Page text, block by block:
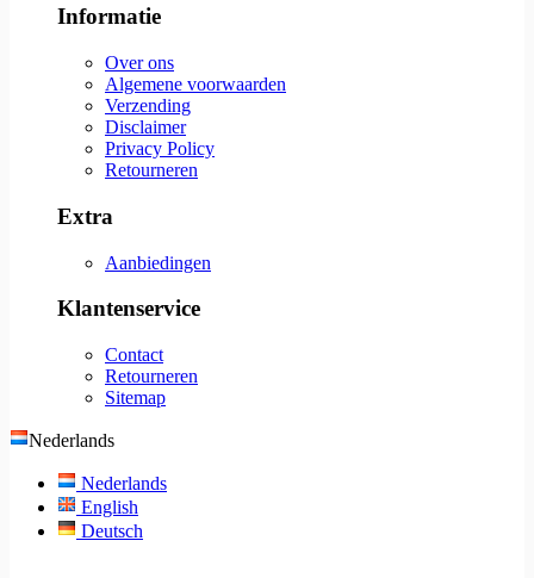
Informatie
Over ons
Algemene voorwaarden
Verzending
Disclaimer
Privacy Policy
Retourneren
Extra
Aanbiedingen
Klantenservice
Contact
Retourneren
Sitemap
Nederlands
Nederlands
English
Deutsch